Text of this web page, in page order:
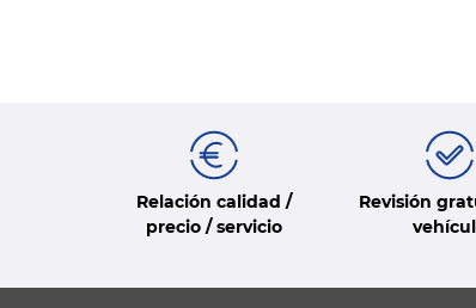
Relación calidad /
precio / servicio
Revisión